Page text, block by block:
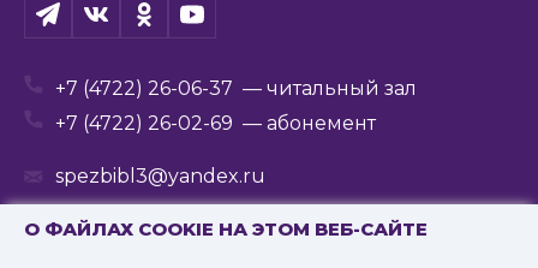
О ФАЙЛАХ COOKIE НА ЭТОМ ВЕБ-САЙТЕ
+7 (4722) 26-06-37 — читальный зал
+7 (4722) 26-02-69 — абонемент
spezbibl3@yandex.ru